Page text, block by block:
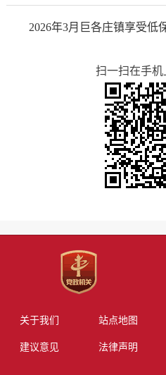
2026年3月巨各庄镇享受低
扫一扫在手机
关于我们 站点地图
建议意见 法律声明